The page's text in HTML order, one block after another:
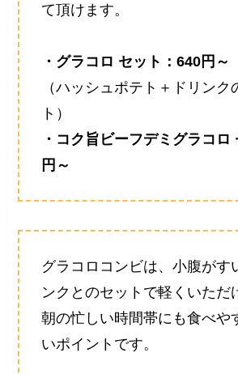
て頂けます。
・グラコロ セット：640円～
（ハッシュポテト＋ドリンク
ト）
・コク旨ビーフデミグラコロ
円～
グラコロコンビは、小腹がす
ンクとのセットで軽くいただ
朝の忙しい時間帯にも食べや
いポイントです。